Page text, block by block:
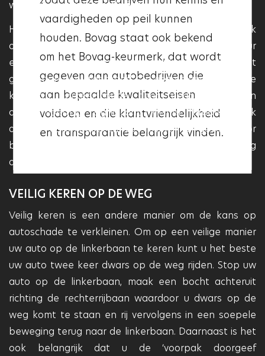
weer uit de parkeerplek rijdt.
Het kiezen van een goede parkeerplek is belangrijk
om parkeerschade te voorkomen. Kies bij voorkeur
een parkeerplek waarbij uw auto aan één kant
grenst aan een stoeprand. Op deze manier wordt de
kans op parkeerschade, door toedoen van een
ander voertuig, significant kleiner. Probeer ook
andere automobilisten de ruimte te geven door
bijvoorbeeld in een parkeergarage met genoeg
afstand naast een andere auto te parkeren.
VEILIG KEREN OP DE WEG
Veilig keren is een andere manier om de kans op
autoschade te verkleinen. Om op een veilige manier
uw auto op de linkerbaan te keren kunt u het beste
uw auto twee keer dwars op de weg rijden. Stop uw
auto op de linkerbaan, maak een bocht achteruit
richting de rechterrijbaan waardoor u dwars op de
weg komt te staan en rij vervolgens in een soepele
beweging terug naar de linkerbaan. Daarnaast is het
ook belangrijk dat u de ‘voorpak doorgeef
communicatie en
klantvriendelijkheid. Als een
garage het Vakgarage logo heeft,
betekent dit dat deze aan deze
kwaliteitseisen voldoet en dat
deze garage betrouwbaar en
professioneel is.
vaardigheden op peil kunnen
houden. Bovag staat ook bekend
om het Bovag-keurmerk, dat wordt
gegeven aan autobedrijven die
aan bepaalde kwaliteitseisen
voldoen en die klantvriendelijkheid
en transparantie belangrijk vinden.